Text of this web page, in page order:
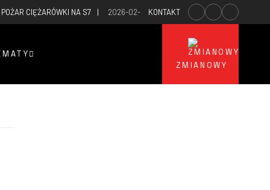
POŻAR CIĘŻARÓWKI NA S7 2026-02-25 POŻAR WARSZTATU
KONTAKT
ZMIANOWY